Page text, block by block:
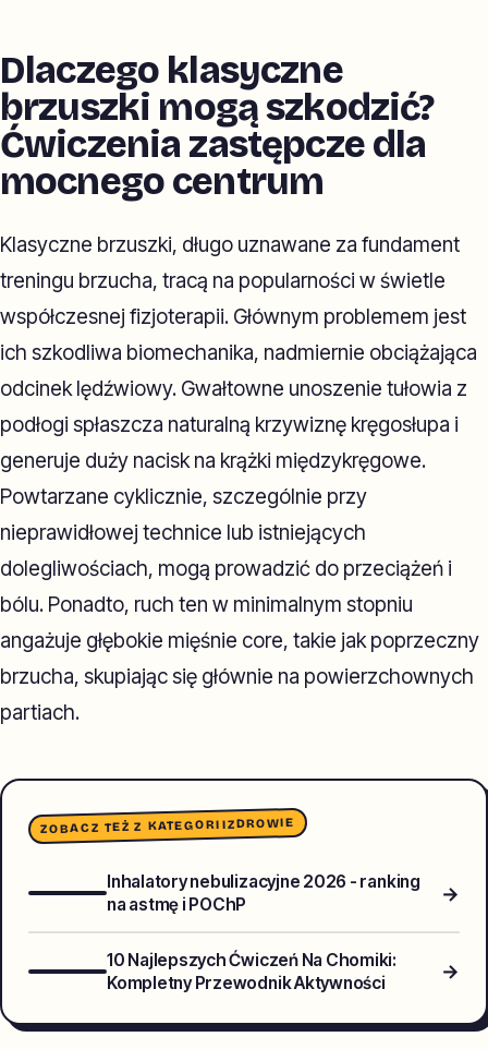
Dlaczego klasyczne
brzuszki mogą szkodzić?
Ćwiczenia zastępcze dla
mocnego centrum
Klasyczne brzuszki, długo uznawane za fundament
treningu brzucha, tracą na popularności w świetle
współczesnej fizjoterapii. Głównym problemem jest
ich szkodliwa biomechanika, nadmiernie obciążająca
odcinek lędźwiowy. Gwałtowne unoszenie tułowia z
podłogi spłaszcza naturalną krzywiznę kręgosłupa i
generuje duży nacisk na krążki międzykręgowe.
Powtarzane cyklicznie, szczególnie przy
nieprawidłowej technice lub istniejących
dolegliwościach, mogą prowadzić do przeciążeń i
bólu. Ponadto, ruch ten w minimalnym stopniu
angażuje głębokie mięśnie core, takie jak poprzeczny
brzucha, skupiając się głównie na powierzchownych
partiach.
ZOBACZ TEŻ Z KATEGORIIZDROWIE
Inhalatory nebulizacyjne 2026 - ranking
na astmę i POChP
→
10 Najlepszych Ćwiczeń Na Chomiki:
Kompletny Przewodnik Aktywności
→